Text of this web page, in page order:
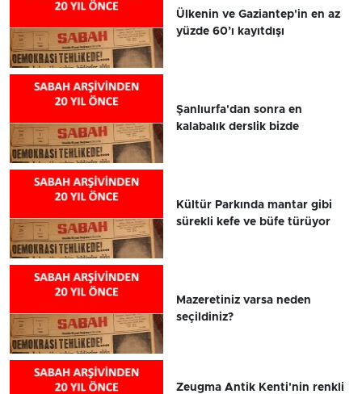
Ülkenin ve Gaziantep'in en az
yüzde 60’ı kayıtdışı
Şanlıurfa'dan sonra en
kalabalık derslik bizde
Kültür Parkında mantar gibi
sürekli kefe ve büfe türüyor
Mazeretiniz varsa neden
seçildiniz?
Zeugma Antik Kenti'nin renkli